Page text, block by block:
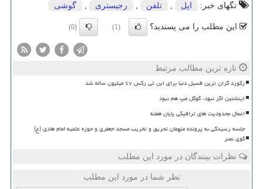
تگهای خبر:
اپل تلفن رجیستری گوشی
این مطلب را می پسندید؟ (1)
(0)
تازه ترین مطالب مرتبط
رکورد گران ترین فسیل دنیا برای این تی رکس ۶۷ میلیون ساله شد
اینشتین اگر نبود، گوگل مپ هم نبود
اعمال محدودیت های ترافیکی پایان هفته
جلسه رسیدگی به پرونده متهمان تحریق و تخریب مسجد جعفری و حوزه علمیه امام هادی (ع)
کوی نصر
نظرات بینندگان در مورد این مطلب
نظر شما در مورد این مطلب